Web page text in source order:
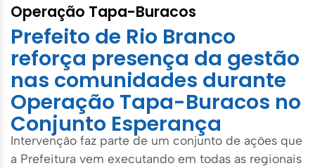
Operação Tapa-Buracos
Prefeito de Rio Branco
reforça presença da gestão
nas comunidades durante
Operação Tapa-Buracos no
Conjunto Esperança
Intervenção faz parte de um conjunto de ações que
a Prefeitura vem executando em todas as regionais